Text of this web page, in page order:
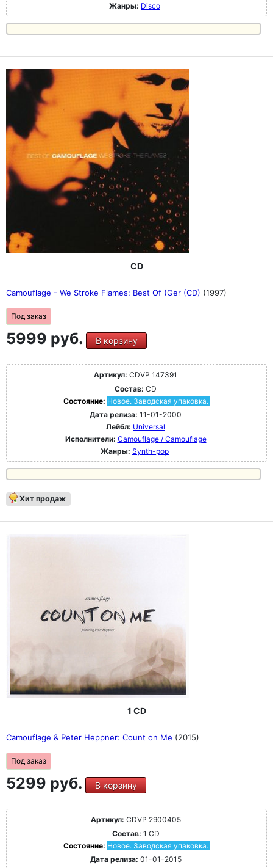
Жанры: Disco
CD
Camouflage - We Stroke Flames: Best Of (Ger (CD) (1997)
Под заказ
5999 руб. В корзину
Артикул: CDVP 147391
Состав: CD
Состояние: Новое. Заводская упаковка.
Дата релиза: 11-01-2000
Лейбл: Universal
Исполнители: Camouflage / Camouflage
Жанры: Synth-pop
Хит продаж
1 CD
Camouflage & Peter Heppner: Count on Me (2015)
Под заказ
5299 руб. В корзину
Артикул: CDVP 2900405
Состав: 1 CD
Состояние: Новое. Заводская упаковка.
Дата релиза: 01-01-2015